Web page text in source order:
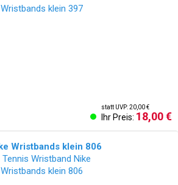
statt UVP: 20,00 €
Ihr Preis: 18,00 €
Wristbands klein 806